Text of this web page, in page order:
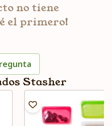
no tiene
el primero!
Stasher